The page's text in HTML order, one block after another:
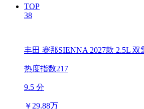
TOP
38
丰田 赛那SIENNA 2027款 2.5L 双
热度指数217
9.5 分
￥ 29.88万